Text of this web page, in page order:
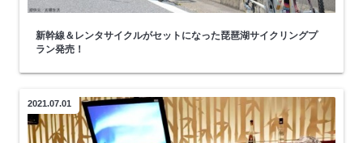
新幹線＆レンタサイクルがセットになった琵琶湖サイクリングプ
ラン発売！
2021.07.01